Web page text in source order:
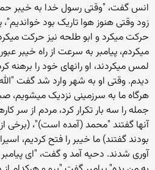
انس گفت، "وقتی رسول خدا به خیبر
زود وقتی هنوز هوا تاریک بود
حرکت میکرد و ابو طلحه نیز حرکت
میکردم، پیامبر به سرعت از راه خیبر
لمس میکردند، او رانهای خود را برهنه
دیدم. وقتی او به شهر وارد شد گفت
هرگاه ما به سرزمینی نزدیک میشویم،
جمله را سه بار تکرار کرد، مردم از سر
آنها گفتند "محمد (آمده است)"، (برخی
بودند گفتند) ما خیبر را فتح کردیم،
آوری شدند. دحيه آمد و گفت، "ای